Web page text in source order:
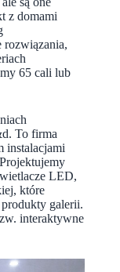
z domami
65 cali lub
To firma
instalacjami
LED,
które
galerii.
interaktywne